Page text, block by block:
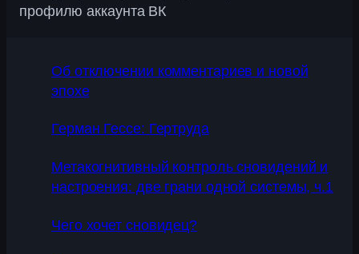
профилю аккаунта ВК
Об отключении комментариев и новой
эпохе
Герман Гессе: Гертруда
Метакогнитивный контроль сновидений и
настроения: две грани одной системы, ч.1
Чего хочет сновидец?